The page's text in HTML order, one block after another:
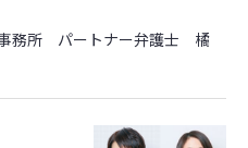
務所 パートナー弁護士 橘